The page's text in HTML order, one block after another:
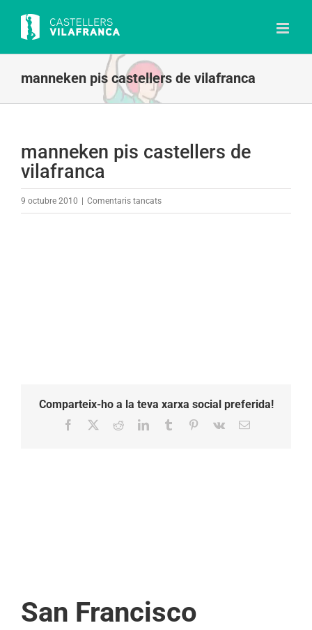
content
manneken pis castellers de vilafranca
manneken pis castellers de
vilafranca
9 octubre 2010 Comentaris tancatsa
Comparteix-ho a la teva xarxa social preferida!
Facebook RedditLinkedInTumblr Pinterest
Vk Email:
San Francisco